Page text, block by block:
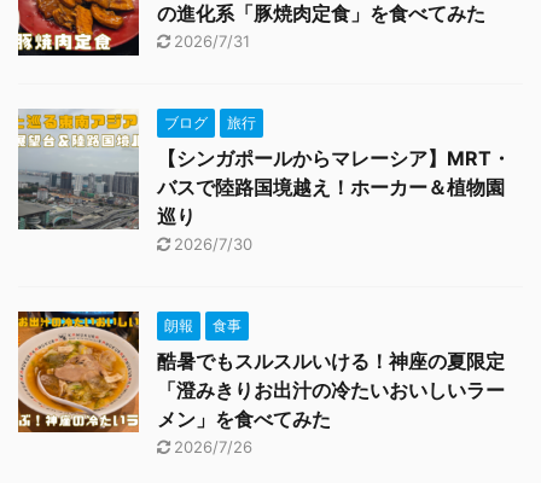
の進化系「豚焼肉定食」を食べてみた
2026/7/31
ブログ 旅行
【シンガポールからマレーシア】MRT・
バスで陸路国境越え！ホーカー＆植物園
巡り
2026/7/30
朗報 食事
酷暑でもスルスルいける！神座の夏限定
「澄みきりお出汁の冷たいおいしいラー
メン」を食べてみた
2026/7/26